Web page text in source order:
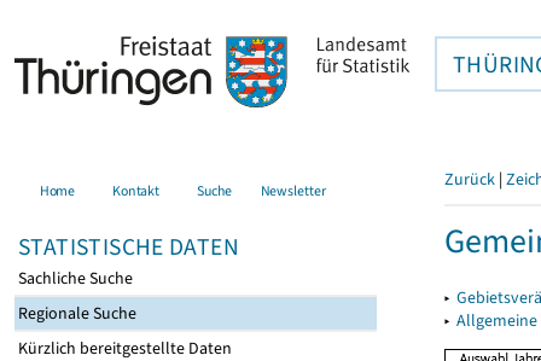
Home Kontakt Suche Newsletter
STATISTISCHE DATEN
Sachliche Suche
Regionale Suche
Kürzlich bereitgestellte Daten
Zurück |
▸
▸